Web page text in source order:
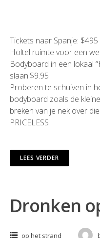
Tickets naar Spanje: $495
Holtel ruimte voor een
Bodyboard in een lokaal
slaan:$9.95
Proberen te schuiven in
bodyboard zoals de
breken van je nek over
PRICELESS
LEES VERDER
Dronken
op het strand